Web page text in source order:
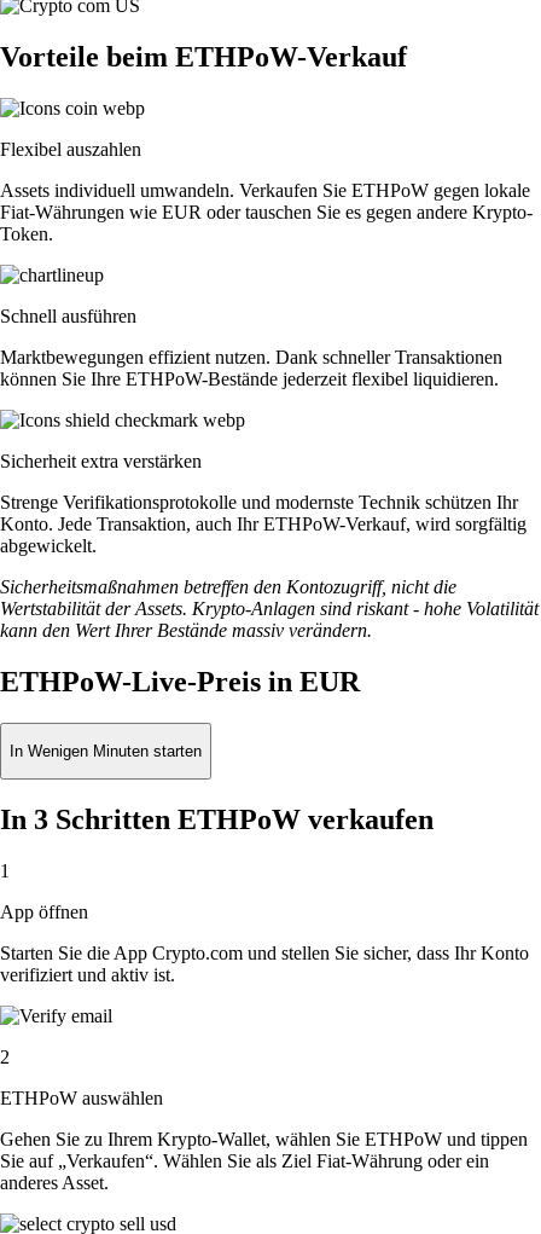
Vorteile beim ETHPoW-Verkauf
Flexibel auszahlen
Assets individuell umwandeln. Verkaufen Sie ETHPoW gegen lokale
Fiat-Währungen wie EUR oder tauschen Sie es gegen andere Krypto-
Token.
Schnell ausführen
Marktbewegungen effizient nutzen. Dank schneller Transaktionen
können Sie Ihre ETHPoW-Bestände jederzeit flexibel liquidieren.
Sicherheit extra verstärken
Strenge Verifikationsprotokolle und modernste Technik schützen Ihr
Konto. Jede Transaktion, auch Ihr ETHPoW-Verkauf, wird sorgfältig
abgewickelt.
Sicherheitsmaßnahmen betreffen den Kontozugriff, nicht die
Wertstabilität der Assets. Krypto-Anlagen sind riskant - hohe Volatilität
kann den Wert Ihrer Bestände massiv verändern.
ETHPoW-Live-Preis in EUR
In Wenigen Minuten starten
In 3 Schritten ETHPoW verkaufen
1
App öffnen
Starten Sie die App Crypto.com und stellen Sie sicher, dass Ihr Konto
verifiziert und aktiv ist.
2
ETHPoW auswählen
Gehen Sie zu Ihrem Krypto-Wallet, wählen Sie ETHPoW und tippen
Sie auf „Verkaufen“. Wählen Sie als Ziel Fiat-Währung oder ein
anderes Asset.